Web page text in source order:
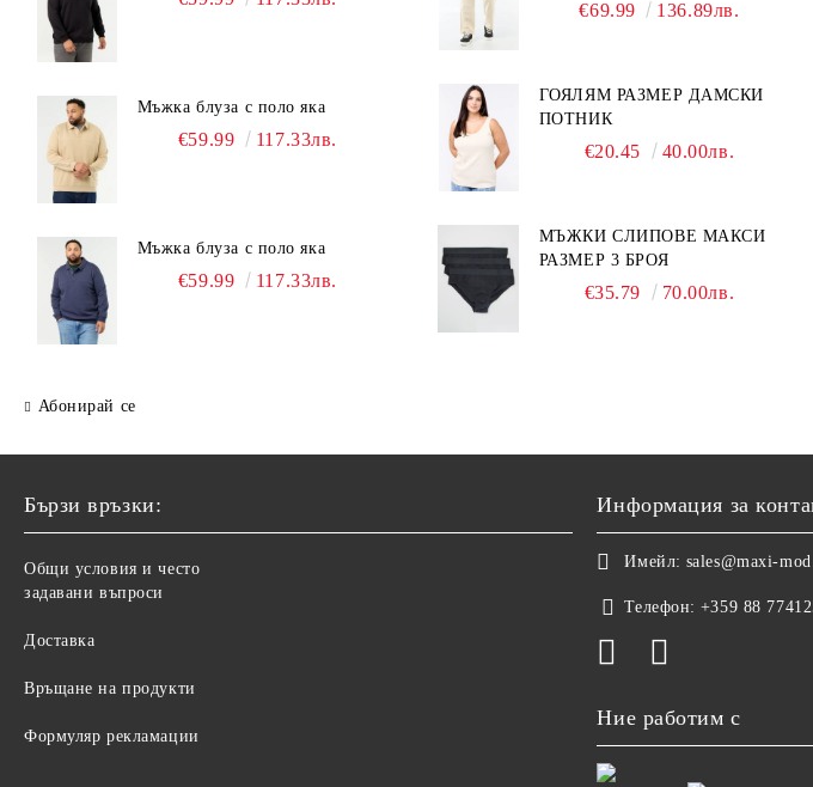
Мъжка блуза с поло яка
€59.99 117.33лв.
Мъжка блуза с поло яка
€59.99 117.33лв.
Абонирай се
€69.99 136.89лв.
ГОЯЛЯМ РАЗМЕР ДАМСКИ
ПОТНИК
€20.45 40.00лв.
МЪЖКИ СЛИПОВЕ МАКСИ
РАЗМЕР 3 БРОЯ
€35.79 70.00лв.
Бързи връзки:
Общи условия и често
задавани въпроси
Доставка
Връщане на продукти
Формуляр рекламации
Информация за
Имейл: sales@maxi-
Телефон: +359 88
Ние работим с